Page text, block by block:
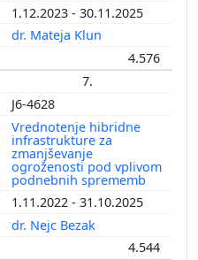
1.12.2023 - 30.11.2025
dr. Mateja Klun
4.576
7.
J6-4628
Vrednotenje hibridne
infrastrukture za
zmanjševanje
ogroženosti pod vplivom
podnebnih sprememb
1.11.2022 - 31.10.2025
dr. Nejc Bezak
4.544